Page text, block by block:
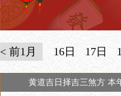
< 前1月 16日 17日
黄道吉日择吉三煞方